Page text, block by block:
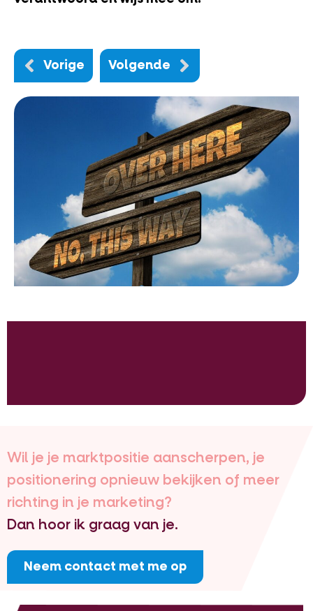
Vorige Volgende
Wil je je marktpositie aanscherpen, je
positionering opnieuw bekijken of meer
richting in je marketing?
Dan hoor ik graag van je.
Neem contact met me op